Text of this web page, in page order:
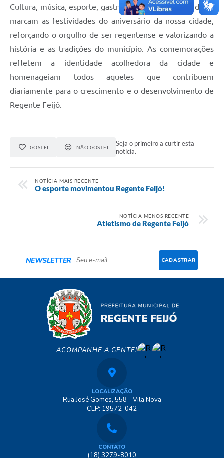
Cultura, música, esporte, gastronomia e momentos de fé
marcam as festividades do aniversário da nossa cidade,
reforçando o orgulho de ser regentense e valorizando a
história e as tradições do município. As comemorações
refletem a identidade acolhedora da cidade e
homenageiam todos aqueles que contribuem
diariamente para o crescimento e o desenvolvimento de
Regente Feijó.
GOSTEI NÃO GOSTEI
Seja o primeiro a curtir esta
notícia.
NOTÍCIA MAIS RECENTE
O esporte movimentou Regente Feijó!
NOTÍCIA MENOS RECENTE
Atletismo de Regente Feijó
NEWSLETTER CADASTRAR
ACOMPANHE A GENTE!
LOCALIZAÇÃO
Rua José Gomes, 558 - Vila Nova
CEP: 19572-042
CONTATO
(18) 3279-8010